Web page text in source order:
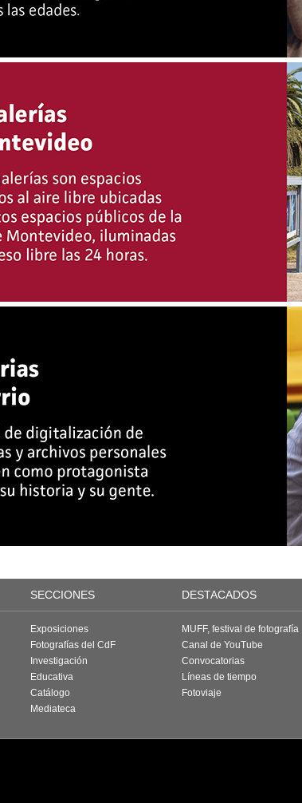
SECCIONES DESTACADOS
Exposiciones
Fotografías del CdF
Investigación
Educativa
Catálogo
Mediateca
MUFF, festival de fotografía
Canal de YouTube
Convocatorias
Líneas de tiempo
Fotoviaje